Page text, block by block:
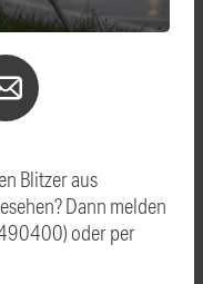
Blitzer aus
Dann melden
oder per